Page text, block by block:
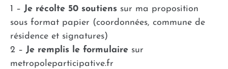
1 – Je récolte 50 soutiens sur ma proposition
sous format papier (coordonnées, commune de
résidence et signatures)
2 – Je remplis le formulaire sur
metropoleparticipative.fr